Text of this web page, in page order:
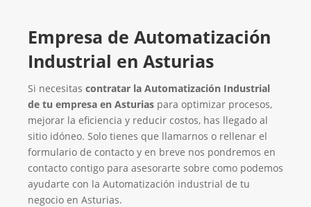
Empresa de Automatización
Industrial en Asturias
Si necesitas contratar la Automatización Industrial
de tu empresa en Asturias para optimizar procesos,
mejorar la eficiencia y reducir costos, has llegado al
sitio idóneo. Solo tienes que llamarnos o rellenar el
formulario de contacto y en breve nos pondremos en
contacto contigo para asesorarte sobre como podemos
ayudarte con la Automatización industrial de tu
negocio en Asturias.